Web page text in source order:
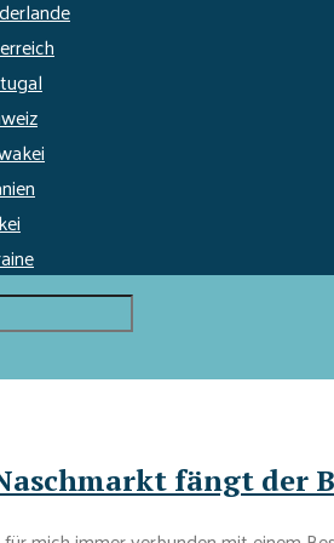
fängt der